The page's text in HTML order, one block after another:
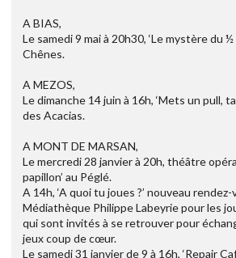
A BIAS,
Le samedi 9 mai à 20h30, ‘Le mystère du ½
Chênes.
A MEZOS,
Le dimanche 14 juin à 16h, ‘Mets un pull,
des Acacias.
A MONT DE MARSAN,
Le mercredi 28 janvier à 20h, théâtre
papillon’ au Péglé.
A 14h, ‘A quoi tu joues ?’ nouveau rendez-
Médiathèque Philippe Labeyrie pour les
qui sont invités à se retrouver pour
jeux coup de cœur.
Le samedi 31 janvier de 9 à 16h, ‘Repair